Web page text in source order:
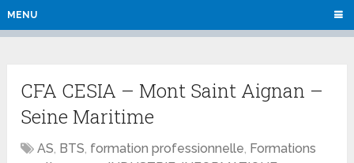
MENU
CFA CESIA – Mont Saint Aignan –
Seine Maritime
AS, BTS, formation professionnelle, Formations